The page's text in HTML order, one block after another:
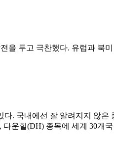
을 두고 극찬했다. 유럽과
. 국내에선 잘 알려지지 않
운힐(DH) 종목에 세계 30개